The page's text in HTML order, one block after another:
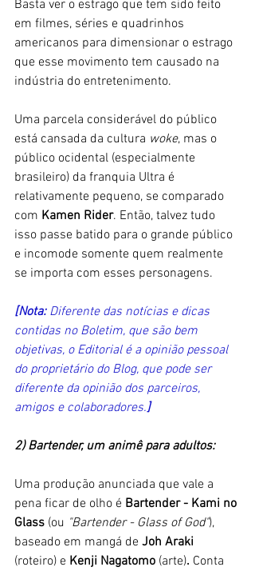
Basta ver o estrago que tem sido feito
em filmes, séries e quadrinhos
americanos para dimensionar o estrago
que esse movimento tem causado na
indústria do entretenimento.
Uma parcela considerável do público
está cansada da cultura woke, mas o
público ocidental (especialmente
brasileiro) da franquia Ultra é
relativamente pequeno, se comparado
com Kamen Rider. Então, talvez tudo
isso passe batido para o grande público
e incomode somente quem realmente
se importa com esses personagens.
[Nota: Diferente das notícias e dicas
contidas no Boletim, que são bem
objetivas, o Editorial é a opinião pessoal
do proprietário do Blog, que pode ser
diferente da opinião dos parceiros,
amigos e colaboradores.]
2) Bartender, um animê para adultos:
Uma produção anunciada que vale a
pena ficar de olho é Bartender - Kami no
Glass (ou "Bartender - Glass of God"),
baseado em mangá de Joh Araki
(roteiro) e Kenji Nagatomo (arte). Conta